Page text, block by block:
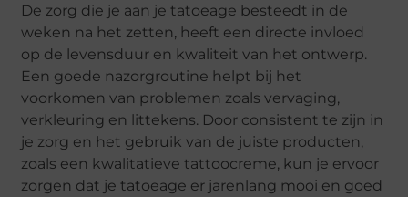
De zorg die je aan je tatoeage besteedt in de
weken na het zetten, heeft een directe invloed
op de levensduur en kwaliteit van het ontwerp.
Een goede nazorgroutine helpt bij het
voorkomen van problemen zoals vervaging,
verkleuring en littekens. Door consistent te zijn in
je zorg en het gebruik van de juiste producten,
zoals een kwalitatieve tattoocreme, kun je ervoor
zorgen dat je tatoeage er jarenlang mooi en goed